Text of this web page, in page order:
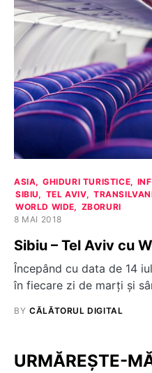
ASIA GHIDURI TURISTICE
SIBIU
TEL AVIV
WORLD WIDE
ZBORURI
8 MAI 2018
Sibiu – Tel Aviv cu
Începând cu data de 14
în fiecare zi de marți și
BY CĂLĂTORUL DIGITAL
URMĂREȘTE-